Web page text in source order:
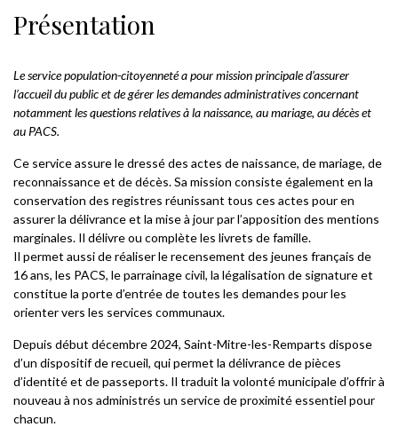
Présentation
Le service population-citoyenneté a pour mission principale d’assurer
l’accueil du public et de gérer les demandes administratives concernant
notamment les questions relatives à la naissance, au mariage, au décès et
au PACS.
Ce service assure le dressé des actes de naissance, de mariage, de
reconnaissance et de décès. Sa mission consiste également en la
conservation des registres réunissant tous ces actes pour en
assurer la délivrance et la mise à jour par l’apposition des mentions
marginales. Il délivre ou complète les livrets de famille.
Il permet aussi de réaliser le recensement des jeunes français de
16 ans, les PACS, le parrainage civil, la légalisation de signature et
constitue la porte d’entrée de toutes les demandes pour les
orienter vers les services communaux.
Depuis début décembre 2024, Saint-Mitre-les-Remparts dispose
d’un dispositif de recueil, qui permet la délivrance de pièces
d’identité et de passeports. Il traduit la volonté municipale d’offrir à
nouveau à nos administrés un service de proximité essentiel pour
chacun.